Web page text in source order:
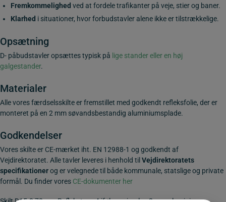
Fremkommelighed ved at fordele trafikanter på veje, stier og baner.
Klarhed i situationer, hvor forbudstavler alene ikke er tilstrækkelige.
Opsætning
D- påbudstavler opsættes typisk på lige stander eller en høj
galgestander.
Materialer
Alle vores færdselsskilte er fremstillet med godkendt refleksfolie, der er
monteret på en 2 mm søvandsbestandig aluminiumsplade.
Godkendelser
Vores skilte er CE-mærket iht. EN 12988-1 og godkendt af
Vejdirektoratet. Alle tavler leveres i henhold til Vejdirektoratets
specifikationerog er velegnede til både kommunale, statslige og private
formål. Du finder vores CE-dokumenter her